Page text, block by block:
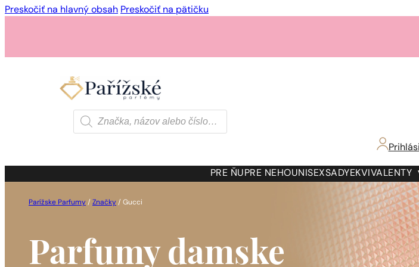
Preskočiť na hlavný obsah Preskočiť na pätičku
Products
search
PRE ŇU PRE NEHOUNISEXSADY EKVIVALENTY
Parížske Parfumy / Značky / Gucci
Parfumy damske